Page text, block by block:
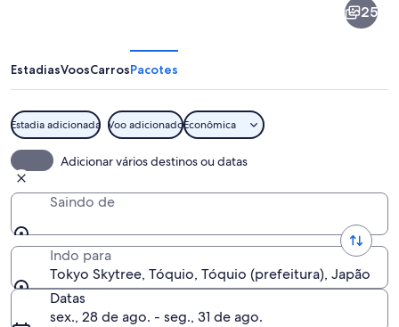
25
EstadiasVoosCarrosPacotes
Estadia adicionada Voo adicionadoEconômica
Adicionar vários destinos ou datas
Saindo de
Indo para
Tokyo Skytree, Tóquio, Tóquio (prefeitura), Japão
Datas
sex., 28 de ago. - seg., 31 de ago.